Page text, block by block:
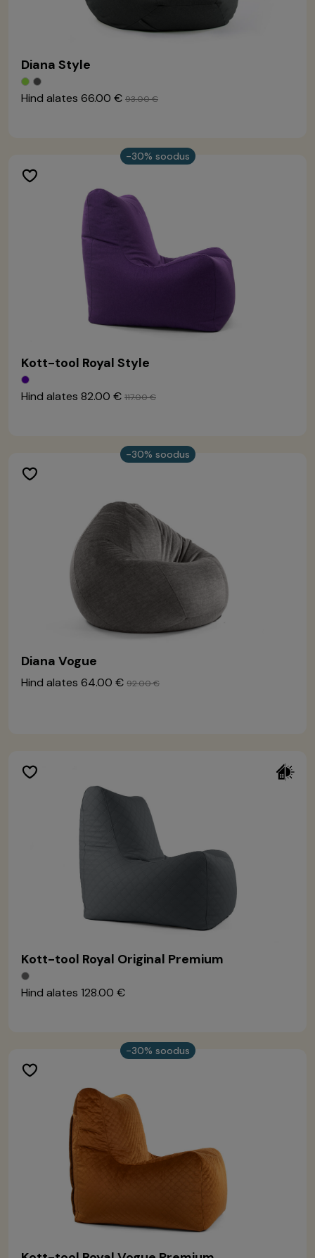
Diana Style
Hind alates 66.00 € 93.00 €
-30% soodus
Kott-tool Royal Style
Hind alates 82.00 € 117.00 €
-30% soodus
Diana Vogue
Hind alates 64.00 € 92.00 €
Kott-tool Royal Original Premium
Hind alates 128.00 €
-30% soodus